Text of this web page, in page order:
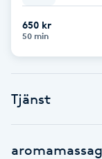
Barber
Blowout
650 kr
50 min
Tjänst